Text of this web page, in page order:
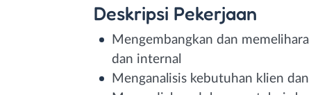
Deskripsi Pekerjaan
Mengembangkan dan
dan internal
Menganalisis kebutuhan klien